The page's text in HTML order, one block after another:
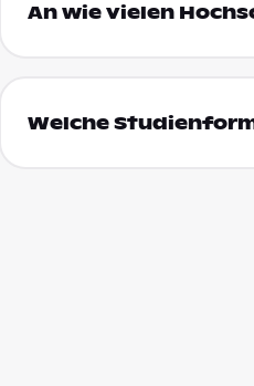
An wie vielen
Welche